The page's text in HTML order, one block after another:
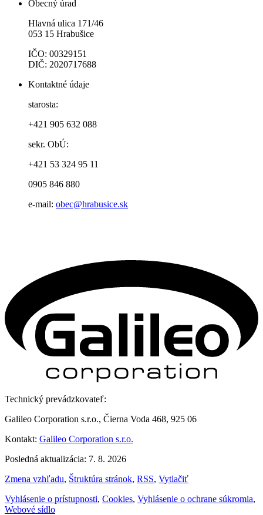
Obecný úrad
Hlavná ulica 171/46
053 15 Hrabušice
IČO: 00329151
DIČ: 2020717688
Kontaktné údaje
starosta:
+421 905 632 088
sekr. ObÚ:
+421 53 324 95 11
0905 846 880
e-mail: obec@hrabusice.sk
Technický prevádzkovateľ:
Galileo Corporation s.r.o., Čierna Voda 468, 925 06
Kontakt: Galileo Corporation s.r.o.
Posledná aktualizácia: 7. 8. 2026
Zmena vzhľadu, Štruktúra stránok, RSS, Vytlačiť
Vyhlásenie o prístupnosti, Cookies, Vyhlásenie o ochrane súkromia,
Webové sídlo